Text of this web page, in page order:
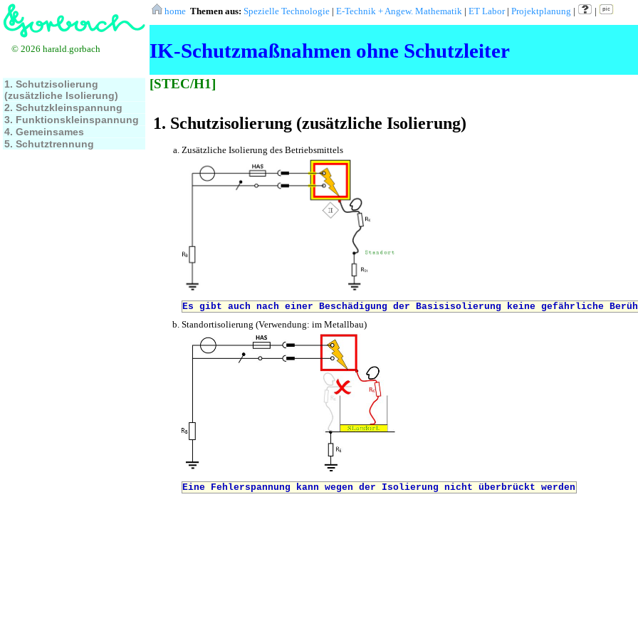
home Themen aus: Spezielle Technologie | E-Technik + Angew. Mathematik | ET Labor| Projektplanung | |
IK-Schutzmaßnahmen ohne Schutzleiter
[STEC/H1]
© 2026 harald.gorbach
1. Schutzisolierung
(zusätzliche Isolierung)
2. Schutzkleinspannung
3. Funktionskleinspannung
4. Gemeinsames
5. Schutztrennung
1. Schutzisolierung (zusätzliche Isolierung)
Zusätzliche Isolierung des Betriebsmittels
Es gibt auch nach einer Beschädigung der Basisisolierung keine gefährliche
Standortisolierung (Verwendung: im Metallbau)
Eine Fehlerspannung kann wegen der Isolierung nicht überbrückt werden